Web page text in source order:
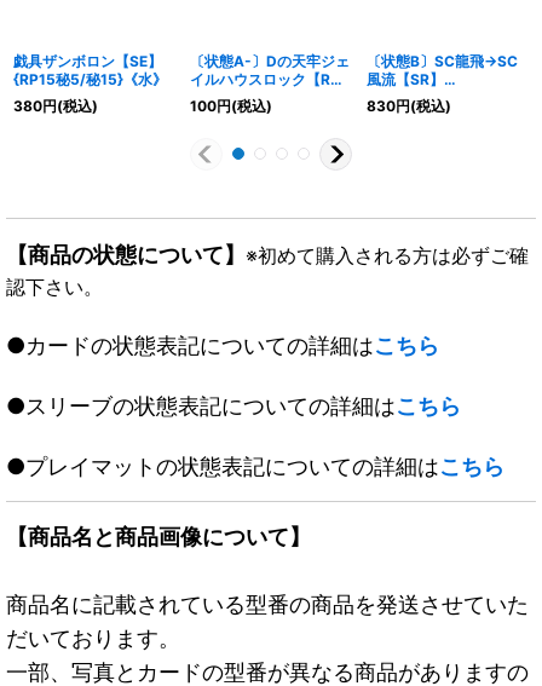
戯具ザンボロン【SE】
{RP15秘5/秘15}《水》
380円(税込)
〔状態A-〕Dの天牢ジェ
イルハウスロック【R】
{DMR2213/74}《光》
100円(税込)
〔状態B〕SC龍飛→SC
風流【SR】
{23RP16B/22}《水》
830円(税込)
【商品の状態について】 ※初めて購入される方は必ずご確
認下さい。
●カードの状態表記についての詳細はこちら
●スリーブの状態表記についての詳細はこちら
●プレイマットの状態表記についての詳細はこちら
【商品名と商品画像について】
商品名に記載されている型番の商品を発送させていた
だいております。
一部、写真とカードの型番が異なる商品がありますの